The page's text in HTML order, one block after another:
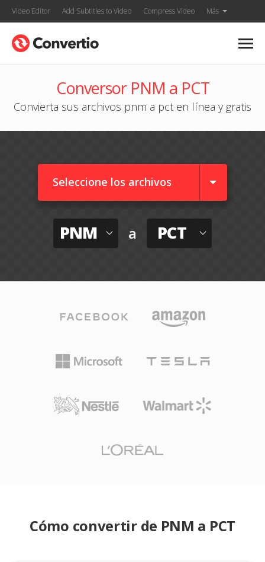
Video Editor Add Subtitles to Video Compress Video Más
Conversor PNM a PCT
Convierta sus archivos pnm a pct en línea y gratis
Seleccione los archivos
PNM a PCT
Cómo convertir de PNM a PCT